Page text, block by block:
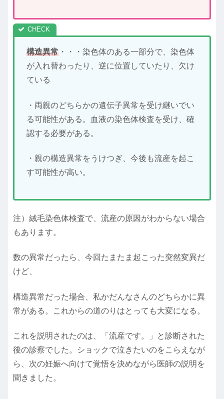
構造異常 ・・・染色体のある一部分で、染色体
が入れ替わったり、逆に位置していたり、欠け
ている
・両親のどちらかの遺伝子異常を受け継いでい
る可能性がある。血液の染色体検査を受け、確
認する必要がある。
・親の構造異常をうけつぎ、今後も流産を起こ
す可能性が高い。
注）絨毛染色体検査で、流産の原因がわからない場合
もあります。
数の異常だったら、今回たまたま起こった突然変異だ
けど、
構造異常だった場合、私かだんなさんのどちらかに異
常がある。これからの道のりはとっても大変になる。
これを説明されたのは、「流産です。」と診断された
後の診察でした。ショックで泣きたいのをこらえなが
ら、次の妊娠へ向けて覚悟を決めながら医師の説明を
聞きました。